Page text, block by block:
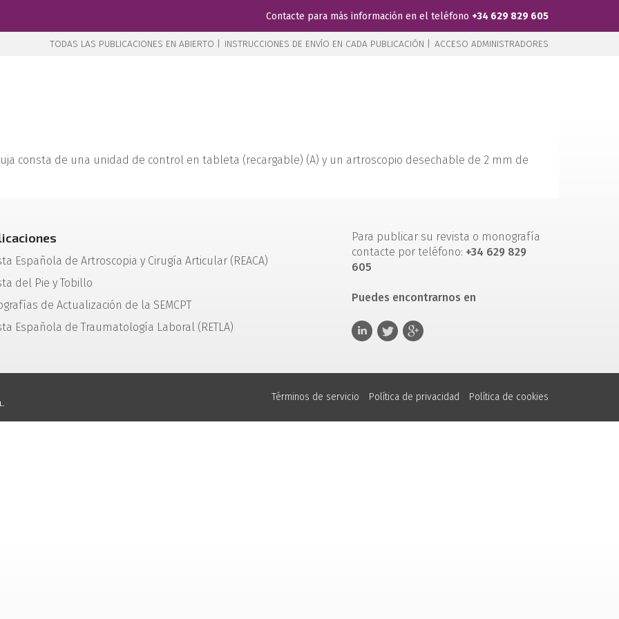
Contacte para más información en el teléfono +34 629 829 605
TODAS LAS PUBLICACIONES EN ABIERTO | INSTRUCCIONES DE ENVÍO EN CADA PUBLICACIÓN | ACCESO ADMINISTRADORES
consta de una unidad de control en tableta (recargable) (A) y un artroscopio desechable de 2 mm de
Española de Artroscopia y Cirugía Articular (REACA)
del Pie y Tobillo
de Actualización de la SEMCPT
Española de Traumatología Laboral (RETLA)
Para publicar su revista o monografía
contacte por teléfono: +34 629 829
605
Puedes encontrarnos en
Términos de servicio Política de privacidad Política de cookies